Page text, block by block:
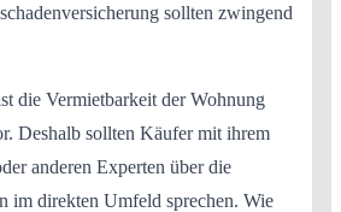
sollten zwingend
die Vermietbarkeit der Wohnung
Deshalb sollten Käufer mit ihrem
anderen Experten über die
im direkten Umfeld sprechen. Wie